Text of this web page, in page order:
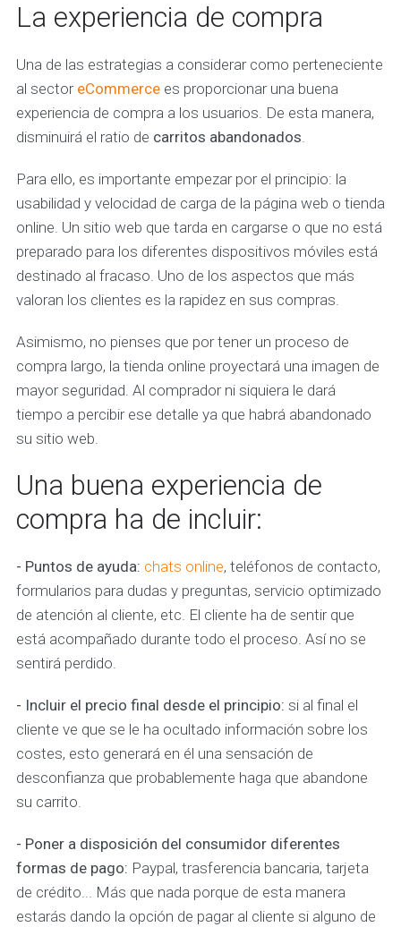
La experiencia de compra
Una de las estrategias a considerar como perteneciente
al sector eCommerce es proporcionar una buena
experiencia de compra a los usuarios. De esta manera,
disminuirá el ratio de carritos abandonados.
Para ello, es importante empezar por el principio: la
usabilidad y velocidad de carga de la página web o tienda
online. Un sitio web que tarda en cargarse o que no está
preparado para los diferentes dispositivos móviles está
destinado al fracaso. Uno de los aspectos que más
valoran los clientes es la rapidez en sus compras.
Asimismo, no pienses que por tener un proceso de
compra largo, la tienda online proyectará una imagen de
mayor seguridad. Al comprador ni siquiera le dará
tiempo a percibir ese detalle ya que habrá abandonado
su sitio web.
Una buena experiencia de
compra ha de incluir:
- Puntos de ayuda: chats online, teléfonos de contacto,
formularios para dudas y preguntas, servicio optimizado
de atención al cliente, etc. El cliente ha de sentir que
está acompañado durante todo el proceso. Así no se
sentirá perdido.
- Incluir el precio final desde el principio: si al final el
cliente ve que se le ha ocultado información sobre los
costes, esto generará en él una sensación de
desconfianza que probablemente haga que abandone
su carrito.
- Poner a disposición del consumidor diferentes
formas de pago: Paypal, trasferencia bancaria, tarjeta
de crédito... Más que nada porque de esta manera
estarás dando la opción de pagar al cliente si alguno de